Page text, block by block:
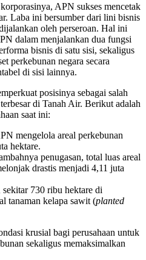
APN sukses mencetak
Laba ini bersumber dari lini bisnis
oleh perseroan. Hal ini
dalam menjalankan dua fungsi
bisnis di satu sisi, sekaligus
perkebunan negara secara
di sisi lainnya.
posisinya sebagai salah
di Tanah Air. Berikut adalah
saat ini:
mengelola areal perkebunan
hektare.
penugasan, total luas areal
drastis menjadi 4,11 juta
730 ribu hektare di
tanaman kelapa sawit (planted
krusial bagi perusahaan untuk
sekaligus memaksimalkan